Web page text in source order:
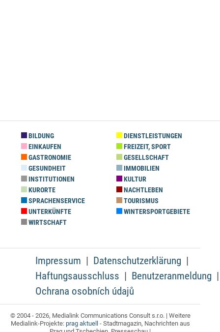
BILDUNG
DIENSTLEISTUNGEN
EINKAUFEN
FREIZEIT, SPORT
GASTRONOMIE
GESELLSCHAFT
GESUNDHEIT
IMMOBILIEN
INSTITUTIONEN
KULTUR
KURORTE
NACHTLEBEN
SPRACHENSERVICE
TOURISMUS
UNTERKÜNFTE
WINTERSPORTGEBIETE
WIRTSCHAFT
Impressum
Datenschutzerklärung
Haftungsausschluss
Benutzeranmeldung
Ochrana osobních údajů
© 2004 - 2026, Medialink Communications Consult s.r.o. | Weitere
Medialink-Projekte: prag aktuell - Stadtmagazin, Nachrichten aus